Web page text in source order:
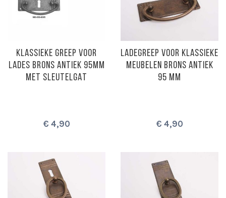
KLASSIEKE GREEP VOOR
LADES BRONS ANTIEK 95MM
MET SLEUTELGAT
€ 4,90
LADEGREEP VOOR KLASSIEKE
MEUBELEN BRONS ANTIEK
95 MM
€ 4,90